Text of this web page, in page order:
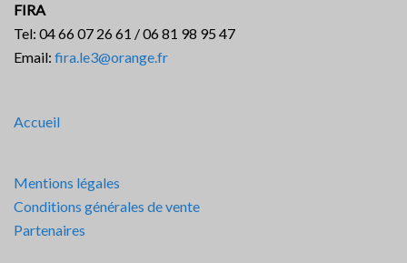
FIRA
Tel: 04 66 07 26 61 / 06 81 98 95 47
Email: fira.le3@orange.fr
Accueil
Mentions légales
Conditions générales de vente
Partenaires